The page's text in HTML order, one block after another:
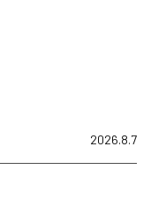
2026.8.7